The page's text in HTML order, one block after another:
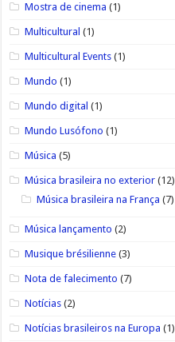
Mostra de cinema (1)
Multicultural (1)
Multicultural Events (1)
Mundo (1)
Mundo digital (1)
Mundo Lusófono (1)
Música (5)
Música brasileira no exterior (12)
Música brasileira na França (7)
Música lançamento (2)
Musique brésilienne (3)
Nota de falecimento (7)
Notícias (2)
Notícias brasileiros na Europa (1)